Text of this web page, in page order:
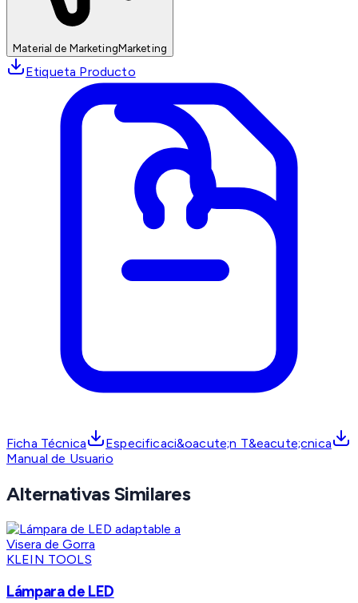
Material de MarketingMarketing
Etiqueta Producto
Ficha Técnica
Especificaci&oacute;n T&eacute;cnica
Manual de Usuario
Alternativas Similares
KLEIN TOOLS
Lámpara de LED